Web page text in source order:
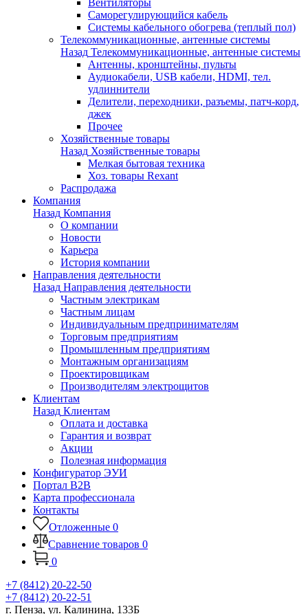
Вентиляторы
Саморегулирующийся кабель
Системы кабельного обогрева (теплый пол)
Телекоммуникационные, антенные системы
Назад Телекоммуникационные, антенные системы
Антенны, кронштейны, пульты
Аудиокабели, USB кабели, HDMI, тел.
удлиннители
Делители, переходники, разъемы, патч-корд,
джек
Прочее
Хозяйственные товары
Назад Хозяйственные товары
Мелкая бытовая техника
Хоз. товары Rexant
Распродажа
Компания
Назад Компания
О компании
Новости
Карьера
История компании
Направления деятельности
Назад Направления деятельности
Частным электрикам
Частным лицам
Индивидуальным предпринимателям
Торговым предприятиям
Промышленным предприятиям
Монтажным организациям
Проектировщикам
Производителям электрощитов
Клиентам
Назад Клиентам
Оплата и доставка
Гарантия и возврат
Акции
Полезная информация
Конфигуратор ЭУИ
Портал B2B
Карта профессионала
Контакты
Отложенные 0
Сравнение товаров 0
0
+7 (8412) 20-22-50
+7 (8412) 20-22-51
г. Пенза, ул. Калинина, 133Б